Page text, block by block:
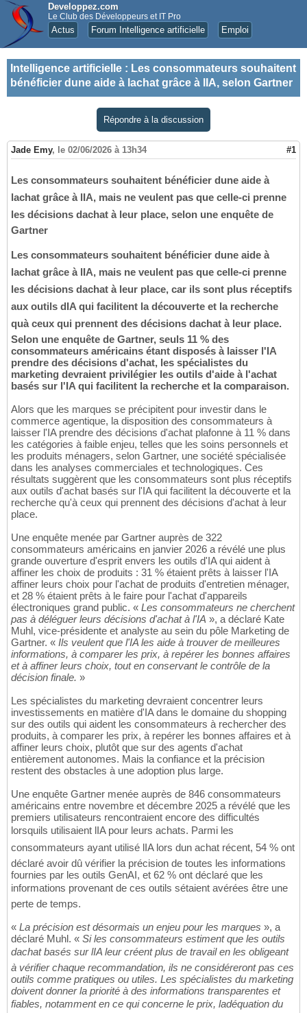
Developpez.com
Le Club des Développeurs et IT Pro
Actus Forum Intelligence artificielle Emploi
Intelligence artificielle : Les consommateurs souhaitent
bénéficier dune aide à lachat grâce à lIA, selon Gartner
Répondre à la discussion
Jade Emy, le 02/06/2026 à 13h34 #1
Les consommateurs souhaitent bénéficier dune aide à
lachat grâce à lIA, mais ne veulent pas que celle-ci prenne
les décisions dachat à leur place, selon une enquête de
Gartner
Les consommateurs souhaitent bénéficier dune aide à
lachat grâce à lIA, mais ne veulent pas que celle-ci prenne
les décisions dachat à leur place, car ils sont plus réceptifs
aux outils dIA qui facilitent la découverte et la recherche
quà ceux qui prennent des décisions dachat à leur place.
Selon une enquête de Gartner, seuls 11 % des
consommateurs américains étant disposés à laisser l'IA
prendre des décisions d'achat, les spécialistes du
marketing devraient privilégier les outils d'aide à l'achat
basés sur l'IA qui facilitent la recherche et la comparaison.
Alors que les marques se précipitent pour investir dans le
commerce agentique, la disposition des consommateurs à
laisser l'IA prendre des décisions d'achat plafonne à 11 % dans
les catégories à faible enjeu, telles que les soins personnels et
les produits ménagers, selon Gartner, une société spécialisée
dans les analyses commerciales et technologiques. Ces
résultats suggèrent que les consommateurs sont plus réceptifs
aux outils d'achat basés sur l'IA qui facilitent la découverte et la
recherche qu'à ceux qui prennent des décisions d'achat à leur
place.
Une enquête menée par Gartner auprès de 322
consommateurs américains en janvier 2026 a révélé une plus
grande ouverture d'esprit envers les outils d'IA qui aident à
affiner les choix de produits : 31 % étaient prêts à laisser l'IA
affiner leurs choix pour l'achat de produits d'entretien ménager,
et 28 % étaient prêts à le faire pour l'achat d'appareils
électroniques grand public. « Les consommateurs ne cherchent
pas à déléguer leurs décisions d'achat à l'IA », a déclaré Kate
Muhl, vice-présidente et analyste au sein du pôle Marketing de
Gartner. « Ils veulent que l'IA les aide à trouver de meilleures
informations, à comparer les prix, à repérer les bonnes affaires
et à affiner leurs choix, tout en conservant le contrôle de la
décision finale. »
Les spécialistes du marketing devraient concentrer leurs
investissements en matière d'IA dans le domaine du shopping
sur des outils qui aident les consommateurs à rechercher des
produits, à comparer les prix, à repérer les bonnes affaires et à
affiner leurs choix, plutôt que sur des agents d'achat
entièrement autonomes. Mais la confiance et la précision
restent des obstacles à une adoption plus large.
Une enquête Gartner menée auprès de 846 consommateurs
américains entre novembre et décembre 2025 a révélé que les
premiers utilisateurs rencontraient encore des difficultés
lorsquils utilisaient lIA pour leurs achats. Parmi les
consommateurs ayant utilisé lIA lors dun achat récent, 54 % ont
déclaré avoir dû vérifier la précision de toutes les informations
fournies par les outils GenAI, et 62 % ont déclaré que les
informations provenant de ces outils sétaient avérées être une
perte de temps.
« La précision est désormais un enjeu pour les marques », a
déclaré Muhl. « Si les consommateurs estiment que les outils
dachat basés sur lIA leur créent plus de travail en les obligeant
à vérifier chaque recommandation, ils ne considéreront pas ces
outils comme pratiques ou utiles. Les spécialistes du marketing
doivent donner la priorité à des informations transparentes et
fiables, notamment en ce qui concerne le prix, ladéquation du